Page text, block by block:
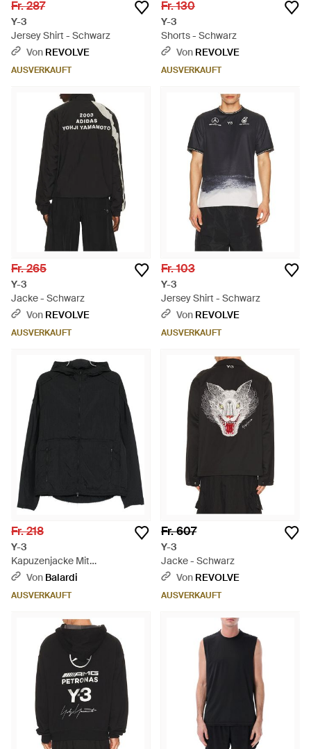
Fr. 287
Y-3
Jersey Shirt - Schwarz
Von REVOLVE
AUSVERKAUFT
Fr. 130
Y-3
Shorts - Schwarz
Von REVOLVE
AUSVERKAUFT
Fr. 265
Y-3
Jacke - Schwarz
Von REVOLVE
AUSVERKAUFT
Fr. 103
Y-3
Jersey Shirt - Schwarz
Von REVOLVE
AUSVERKAUFT
Fr. 218
Y-3
Kapuzenjacke Mit
Reißverschluss - Schwarz
Von Balardi
AUSVERKAUFT
Fr. 607
Y-3
Jacke - Schwarz
Von REVOLVE
AUSVERKAUFT